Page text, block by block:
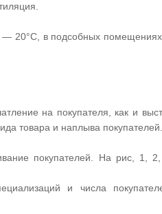
20°С, в подсобных
на покупателя, как и
товара и наплыва покупателей.
покупателей. На рис, 1,
и числа